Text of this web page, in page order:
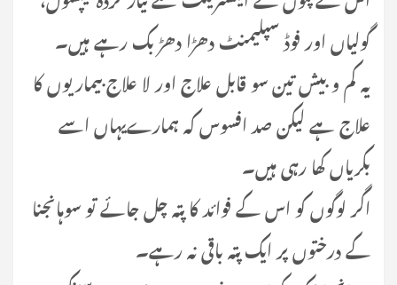
گولیاں اور فوڈ سپلیمنٹ دھڑا دھڑ بک رہے ہیں۔
یہ کم و بیش تین سو قابل علاج اور لا علاج بیماریوں کا
علاج ہے لیکن صد افسوس کہ ہمارےیہاں اسے
بکریاں کھا رہی ہیں۔
اگر لوگوں کو اس کے فوائد کا پتہ چل جائے تو سوہانجنا
کے درختوں پر ایک پتہ باقی نہ رہے۔